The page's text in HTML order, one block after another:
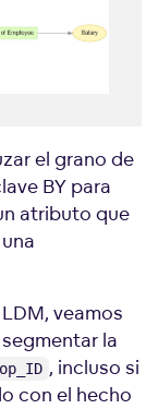
el grano de
BY para
atributo que
veamos
la
, incluso si
con el hecho